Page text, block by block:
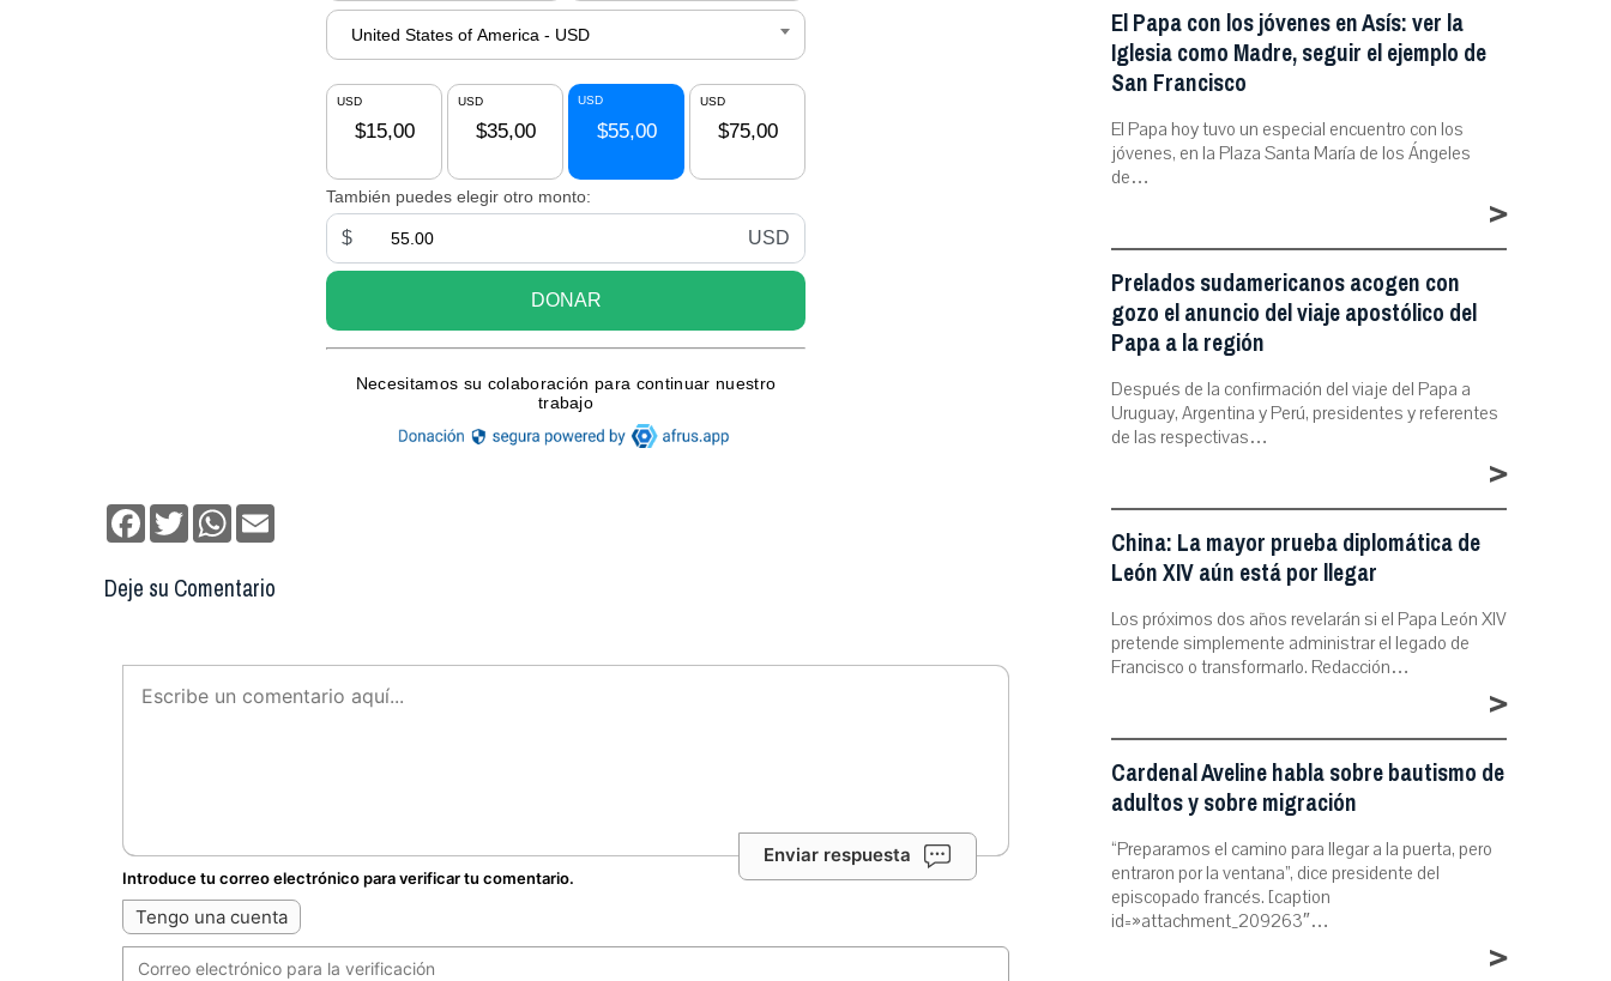
Facebook
TwitterWhatsApp
Deje su Comentario
Enviar respuesta
Introduce tu correo electrónico para verificar tu comentario.
Tengo una cuenta
El Papa con los jóvenes en Asís: ver la
Iglesia como Madre, seguir el ejemplo de
San Francisco
El Papa hoy tuvo un especial encuentro con los
jóvenes, en la Plaza Santa María de los Ángeles
de…
>
Prelados sudamericanos acogen con
gozo el anuncio del viaje apostólico del
Papa a la región
Después de la confirmación del viaje del Papa a
Uruguay, Argentina y Perú, presidentes y referentes
de las respectivas…
>
China: La mayor prueba diplomática de
León XIV aún está por llegar
Los próximos dos años revelarán si el Papa León XIV
pretende simplemente administrar el legado de
Francisco o transformarlo. Redacción…
>
Cardenal Aveline habla sobre bautismo de
adultos y sobre migración
“Preparamos el camino para llegar a la puerta, pero
entraron por la ventana”, dice presidente del
episcopado francés. [caption
id=»attachment_209263″…
>